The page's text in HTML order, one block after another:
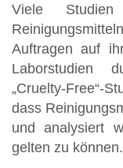
Viele
Auftragen auf
Laborstudien
„Cruelty-Free“-
dass
und analysiert
gelten zu können.